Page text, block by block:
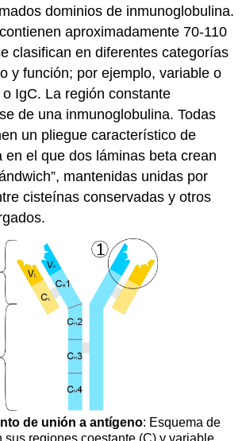
dominios de inmunoglobulina.
aproximadamente 70-110
clasifican en diferentes categorías
y función; por ejemplo, variable o
IgC. La región constante
de una inmunoglobulina. Todas
un pliegue característico de
en el que dos láminas beta crean
mantenidas unidas por
cisteínas conservadas y otros
de unión a antígeno: Esquema de
sus regiones coestante (C) y variable